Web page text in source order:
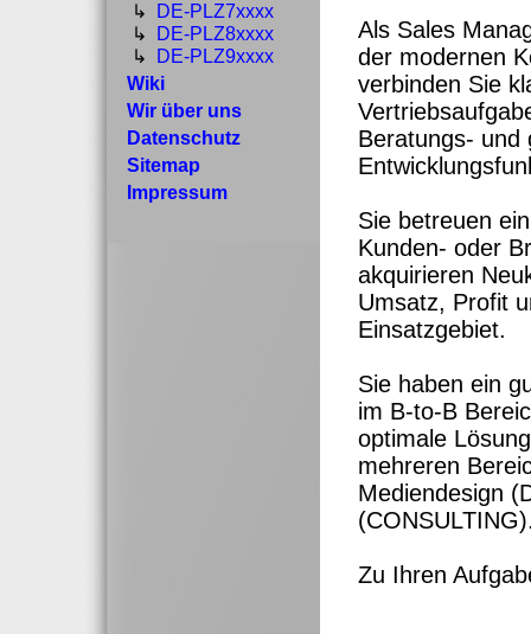
↳
DE-PLZ7xxxx
↳
DE-PLZ8xxxx
↳
DE-PLZ9xxxx
Wiki
Wir über uns
Datenschutz
Sitemap
Impressum
Als Sales
der modernen
verbinden Sie
Beratungs- und
Sie betreuen
Kunden- oder
akquirieren
Umsatz, Profit
Einsatzgebiet.
Sie haben ein
im B-to-B
optimale
mehreren
Mediendesign
Zu Ihren